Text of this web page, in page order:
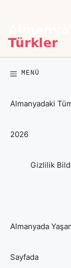
MENÜ
Almanyadaki
2026
Gizlilik
Almanyada
Sayfada